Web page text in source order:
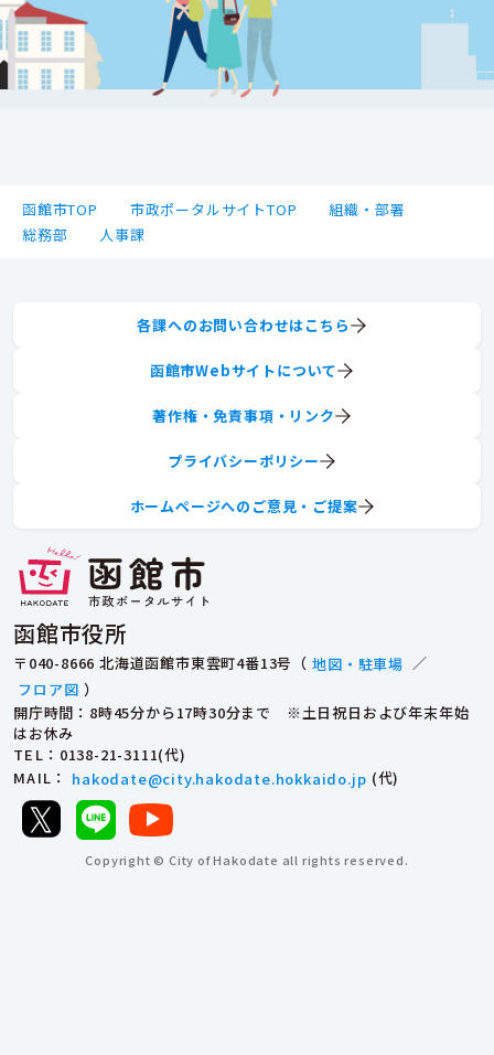
函館市TOP 市政ポータルサイトTOP
組織・部署
総務部
人事課
函館市役所
〒040-8666 北海道函館市東雲町4番13号（ 地図・駐車場 ／
フロア図 ）
開庁時間：8時45分から17時30分まで ※土日祝日および年末年始
はお休み
TEL ：0138-21-3111(代)
MAIL ： hakodate@city.hakodate.hokkaido.jp (代)
各課へのお問い合わせはこちら
函館市Webサイトについて
著作権・免責事項・リンク
プライバシーポリシー
ホームページへのご意見・ご提案
Copyright © City of Hakodate all rights reserved.